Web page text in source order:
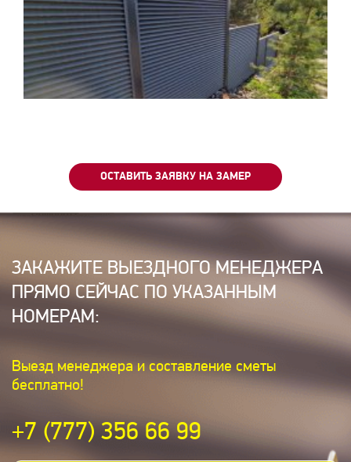
ОСТАВИТЬ ЗАЯВКУ НА ЗАМЕР
ЗАКАЖИТЕ ВЫЕЗДНОГО МЕНЕДЖЕРА
ПРЯМО СЕЙЧАС ПО УКАЗАННЫМ
НОМЕРАМ:
Выезд менеджера и составление сметы
бесплатно!
+7 (777) 356 66 99